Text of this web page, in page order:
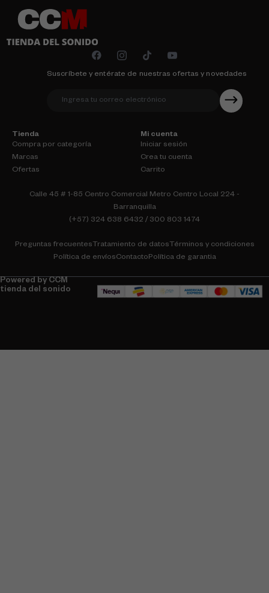
Suscríbete y entérate de nuestras ofertas y novedades
Tienda
Compra por categoría
Marcas
Ofertas
Mi cuenta
Iniciar sesión
Crea tu cuenta
Carrito
Calle 45 # 1-85 Centro Comercial Metro Centro Local 224 -
Barranquilla
(+57) 324 638 6432 / 300 803 1474
Preguntas frecuentes Tratamiento de datos Términos y condiciones
Política de envíosContactoPolítica de garantia
Powered by CCM
tienda del sonido